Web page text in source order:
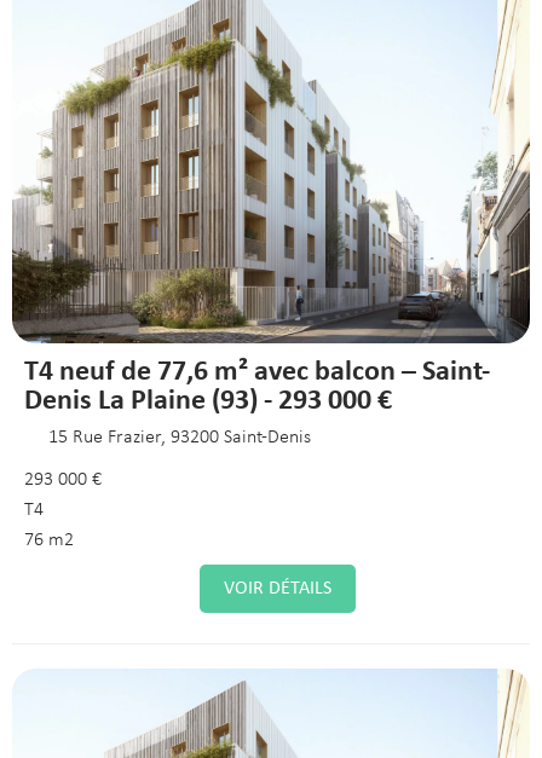
T4 neuf de 77,6 m² avec balcon – Saint-
Denis La Plaine (93) - 293 000 €
15 Rue Frazier, 93200 Saint-Denis
293 000 €
T4
76 m2
VOIR DÉTAILS